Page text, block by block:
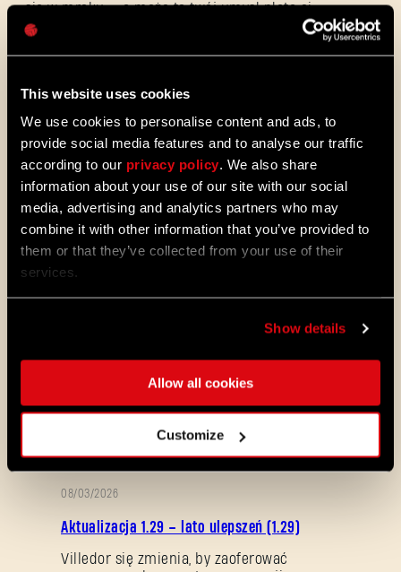
This website uses cookies
We use cookies to personalise content and ads, to
provide social media features and to analyse our traffic
according to our privacy policy. We also share
information about your use of our site with our social
media, advertising and analytics partners who may
combine it with other information that you’ve provided to
them or that they’ve collected from your use of their
services.
Show details
Allow all cookies
Customize
się w mroku – a może to twój umysł płata ci
figle? Jakby tego było mało, przemieńce
Ci prawdziwi drapieżnicy będą na ciebie
polować – samodzielnie lub w grupach. Są
obecni, mimo że ich nie widzisz… Śledzą cię
pod osłoną mroku. Są szybcy, zwinni i
niezwykle silni. Niełatwo ich zabić. Dzięki
wyostrzonym zmysłom dostrzegą cię teraz o
wiele łatwiej. Wystarczy błysk latarki. Gdy
cię zauważą, rozpocznie się pościg. Możesz
stawić im czoła, ale nie licz na to, że dadzą
za wygraną. Będą walczyć do ostatniej
kropli krwi.
Przemieńce – królowie nocy. Chimery –
Uwolnij Bestię – 19 września
ALL THE NEWS
08/03/2026
Aktualizacja 1.29 – lato ulepszeń (1.29)
Villedor się zmienia, by zaoferować
Hasło